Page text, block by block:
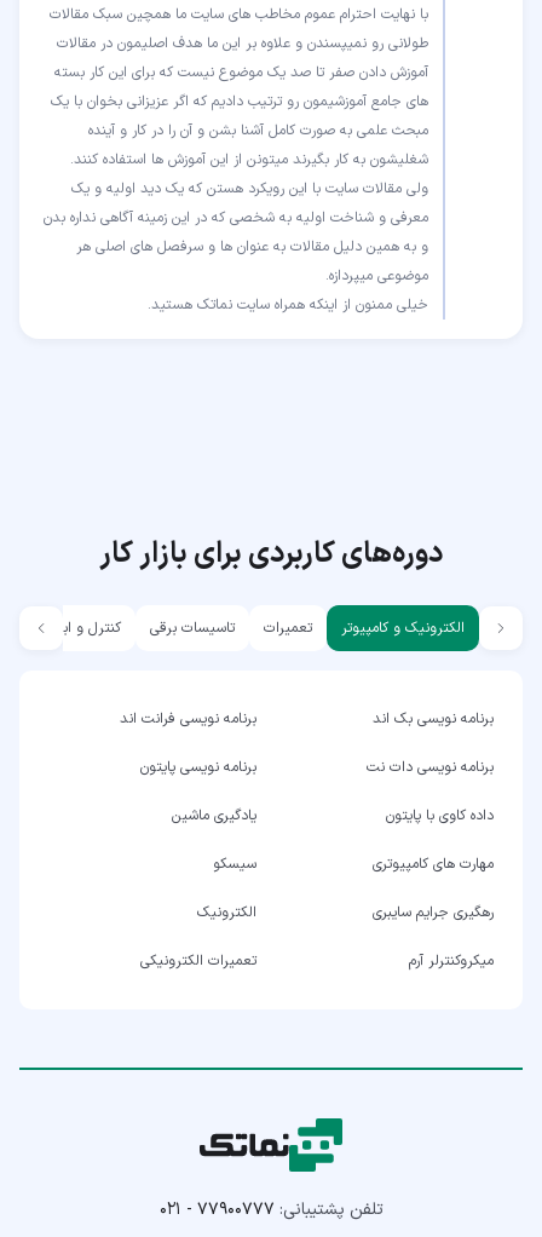
با نهایت احترام عموم مخاطب های سایت ما همچین سبک مقالات
طولانی رو نمیپسندن و علاوه بر این ما هدف اصلیمون در مقالات
آموزش دادن صفر تا صد یک موضوع نیست که برای این کار بسته
های جامع آموزشیمون رو ترتیب دادیم که اگر عزیزانی بخوان با یک
مبحث علمی به صورت کامل آشنا بشن و آن را در کار و آینده
ولی مقالات سایت با این رویکرد هستن که یک دید اولیه و یک
معرفی و شناخت اولیه به شخصی که در این زمینه آگاهی نداره بدن
و به همین دلیل مقالات به عنوان ها و سرفصل های اصلی هر
خیلی ممنون از اینکه همراه سایت نماتک هستید.
دوره‌های کاربردی برای بازار کار
الکترونیک و کامپیوتر تعمیرات تاسیسات برقی کنترل و ابزار دقیق
برنامه نویسی بک اند برنامه نویسی فرانت اند
برنامه نویسی دات نت برنامه نویسی پایتون
داده کاوی با پایتون یادگیری ماشین
مهارت های کامپیوتری سیسکو
رهگیری جرایم سایبری الکترونیک
میکروکنترلر آرم تعمیرات الکترونیکی
تلفن پشتیبانی: ۰۲۱ - ۷۷۹۰۰۷۷۷